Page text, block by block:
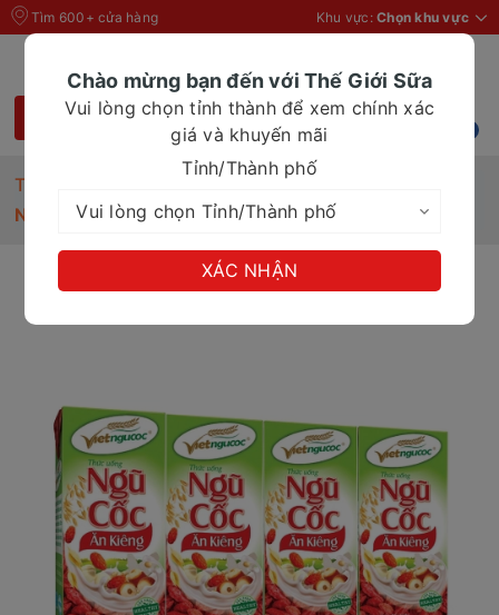
Tìm 600+ cửa hàng Khu vực: Chọn khu vực
Trang chủ
Ngũ cốc ăn kiêng Việt Đài uống liền 180ml
Chào mừng bạn đến với Thế Giới Sữa
Vui lòng chọn tỉnh thành để xem chính xác
giá và khuyến mãi
Tỉnh/Thành phố
XÁC NHẬN